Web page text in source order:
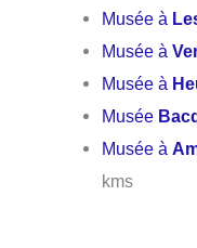
Musée à
Musée à
Musée à
Musée
Musée à
kms